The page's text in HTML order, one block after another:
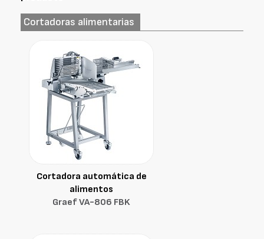
Cortadoras alimentarias
Cortadora automática de
alimentos
Graef VA-806 FBK